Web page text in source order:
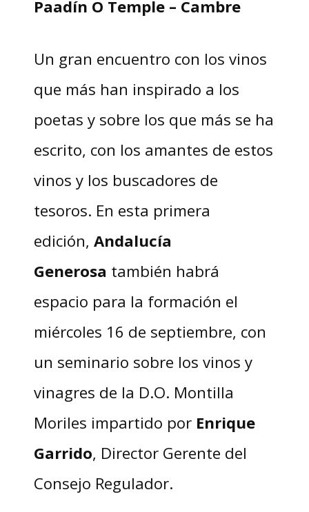
Paadín O Temple – Cambre
Un gran encuentro con los vinos
que más han inspirado a los
poetas y sobre los que más se ha
escrito, con los amantes de estos
vinos y los buscadores de
tesoros. En esta primera
edición, Andalucía
Generosa también habrá
espacio para la formación el
miércoles 16 de septiembre, con
un seminario sobre los vinos y
vinagres de la D.O. Montilla
Moriles impartido por Enrique
Garrido, Director Gerente del
Consejo Regulador.